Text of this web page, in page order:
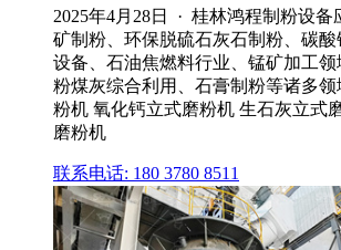
2025年4月28日 · 桂林鸿程制粉设备
矿制粉、环保脱硫石灰石制粉、碳
设备、石油焦燃料行业、锰矿加工领
粉煤灰综合利用、石膏制粉等诸多
粉机 氧化钙立式磨粉机 生石灰立式
磨粉机
联系电话: 180 3780 8511